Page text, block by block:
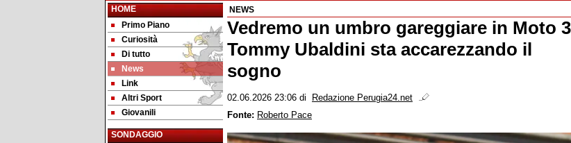
HOME
Primo Piano
Curiosità
Di tutto
News
Link
Altri Sport
Giovanili
SONDAGGIO
NEWS
Vedremo un umbro gareggiare in Moto
Tommy Ubaldini sta accarezzando il
sogno
02.06.2026 23:06 di
Redazione Perugia24.net
Fonte: Roberto Pace